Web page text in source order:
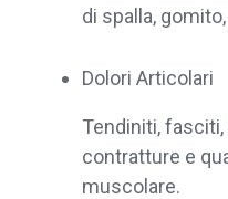
di spalla,
Dolori Articolari
Tendiniti,
contratture e
muscolare.